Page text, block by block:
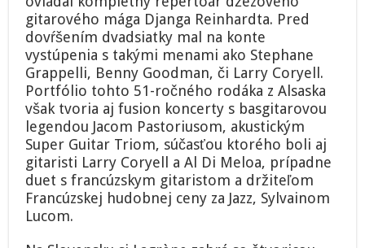
gitarového mága Djanga Reinhardta. Pred
dovŕšením dvadsiatky mal na konte
vystúpenia s takými menami ako Stephane
Grappelli, Benny Goodman, či Larry Coryell.
Portfólio tohto 51-ročného rodáka z Alsaska
však tvoria aj fusion koncerty s basgitarovou
legendou Jacom Pastoriusom, akustickým
Super Guitar Triom, súčasťou ktorého boli aj
gitaristi Larry Coryell a Al Di Meloa, prípadne
duet s francúzskym gitaristom a držiteľom
Francúzskej hudobnej ceny za Jazz, Sylvainom
Lucom.